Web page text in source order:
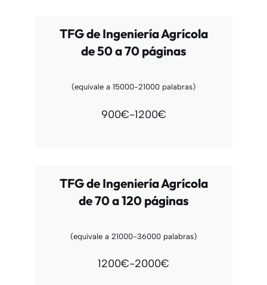
TFG de Ingeniería Agrícola
de 50 a 70 páginas
(equivale a 15000-21000 palabras)
900€-1200€
TFG de Ingeniería Agrícola
de 70 a 120 páginas
(equivale a 21000-36000 palabras)
1200€-2000€